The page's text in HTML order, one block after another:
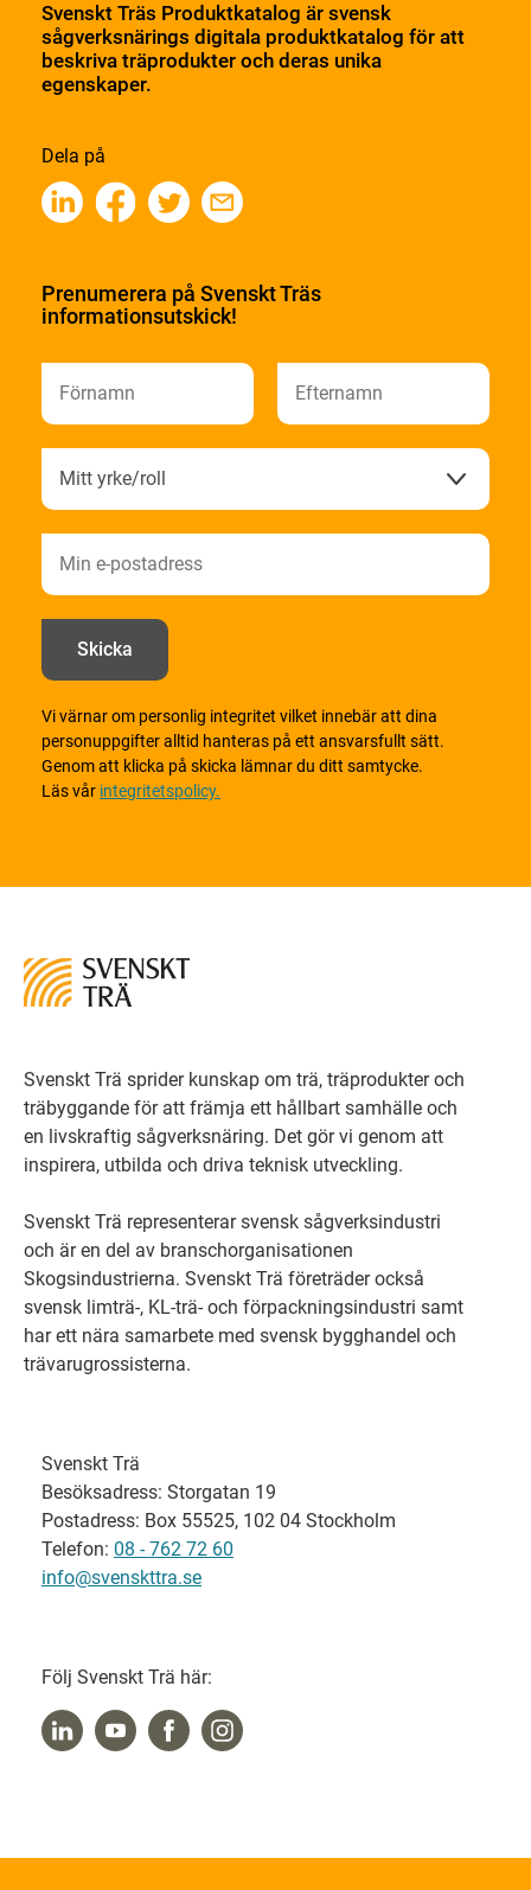
Svenskt Träs Produktkatalog är svensk
sågverksnärings digitala produktkatalog för att
beskriva träprodukter och deras unika
egenskaper.
Dela på
Prenumerera på Svenskt Träs
informationsutskick!
Vi värnar om personlig integritet vilket innebär att dina
personuppgifter alltid hanteras på ett ansvarsfullt sätt.
Genom att klicka på skicka lämnar du ditt samtycke.
Läs vår integritetspolicy.
Svenskt Trä sprider kunskap om trä, träprodukter och
träbyggande för att främja ett hållbart samhälle och
en livskraftig sågverksnäring. Det gör vi genom att
inspirera, utbilda och driva teknisk utveckling.
Svenskt Trä representerar svensk sågverksindustri
och är en del av branschorganisationen
Skogsindustrierna. Svenskt Trä företräder också
svensk limträ-, KL-trä- och förpackningsindustri samt
har ett nära samarbete med svensk bygghandel och
trävarugrossisterna.
Svenskt Trä
Besöksadress: Storgatan 19
Postadress: Box 55525, 102 04 Stockholm
Telefon: 08 - 762 72 60
info@svenskttra.se
Följ Svenskt Trä här: